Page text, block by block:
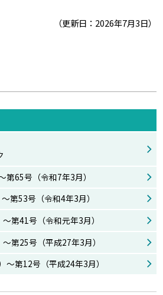
（更新日：2026年7月3日）
65号（令和7年3月）
第53号（令和4年3月）
第41号（令和元年3月）
第25号（平成27年3月）
第12号（平成24年3月）